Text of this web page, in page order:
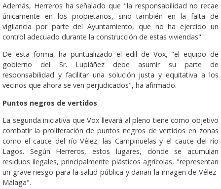
Además, Herreros ha señalado que "la responsabilidad no recae
únicamente en los propietarios, sino también en la falta de
vigilancia por parte del Ayuntamiento, que no ha ejercido un
control adecuado durante la construcción de estas viviendas".
De esta forma, ha puntualizado el edil de Vox, "el equipo de
gobierno del Sr. Lupiáñez debe asumir su parte de
responsabilidad y facilitar una solución justa y equitativa a los
vecinos que ahora se ven perjudicados", ha afirmado.
Puntos negros de vertidos
La segunda iniciativa que Vox llevará al pleno tiene como objetivo
combatir la proliferación de puntos negros de vertidos en zonas
como el cauce del río Vélez, las Campiñuelas y el cauce del río
Lagos. Según Herreros, estos lugares, donde se acumulan
residuos ilegales, principalmente plásticos agrícolas, "representan
un grave riesgo para la salud pública y dañan la imagen de Vélez-
Málaga".